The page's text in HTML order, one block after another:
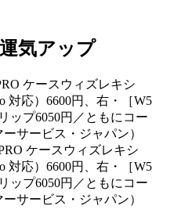
気アップ
ケースウィズレキシ
対応）6600円、右・［W5
ップ6050円／ともにコー
サービス・ジャパン）